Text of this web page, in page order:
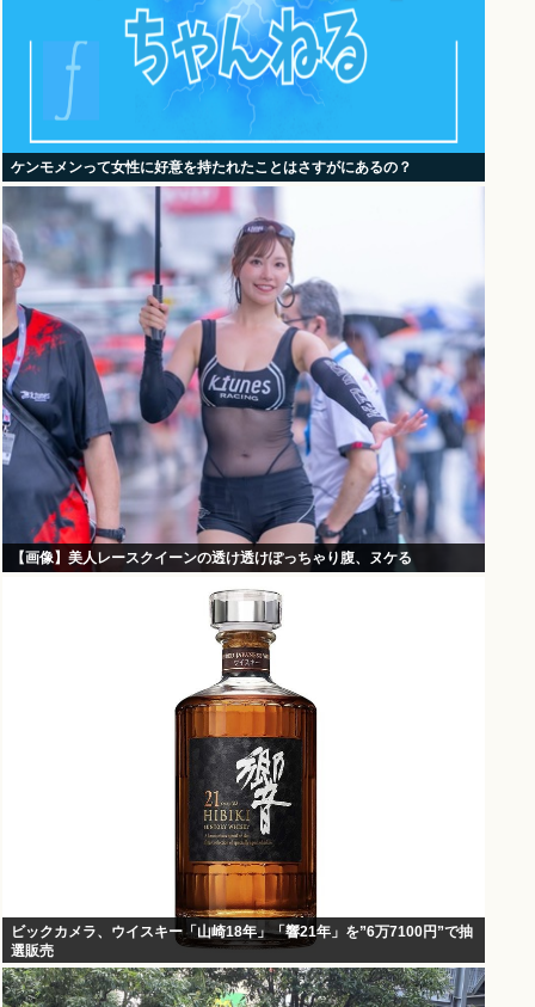
ケンモメンって女性に好意を持たれたことはさすがにあるの？
【画像】美人レースクイーンの透け透けぽっちゃり腹、ヌケる
ビックカメラ、ウイスキー「山崎18年」「響21年」を”6万7100円”で抽
選販売